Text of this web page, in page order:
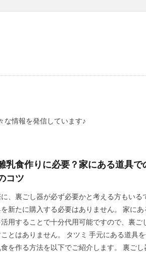
な情報を発信しています♪
乳食作りに必要？家にある道具で
コツ
、裏ごし器が必ず必要かと考える方もいる
新たに購入する必要はありません。 家にあ
用することで十分代用可能ですので、裏ご
とはありません。 タツミ 手元にある道具を
を作る方法を以下でご紹介します。 裏ごし